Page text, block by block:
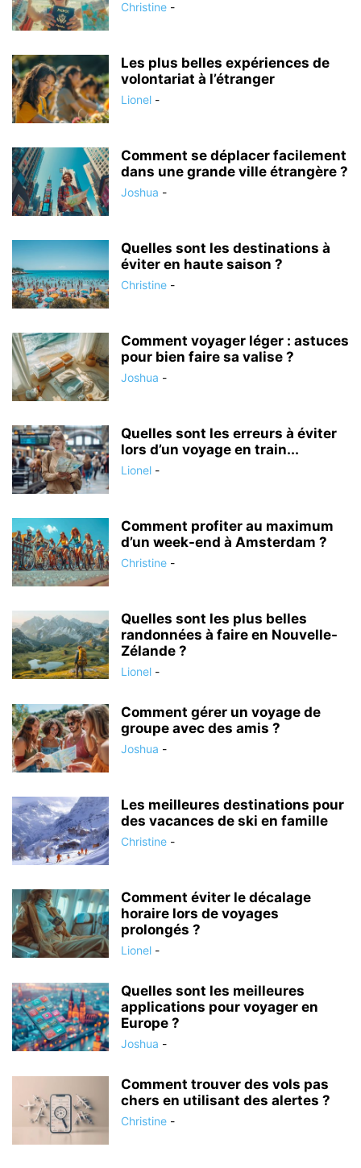
Christine -
Les plus belles expériences de
volontariat à l’étranger
Lionel -
Comment se déplacer facilement
dans une grande ville étrangère ?
Joshua -
Quelles sont les destinations à
éviter en haute saison ?
Christine -
Comment voyager léger : astuces
pour bien faire sa valise ?
Joshua -
Quelles sont les erreurs à éviter
lors d’un voyage en train...
Lionel -
Comment profiter au maximum
d’un week-end à Amsterdam ?
Christine -
Quelles sont les plus belles
randonnées à faire en Nouvelle-
Zélande ?
Lionel -
Comment gérer un voyage de
groupe avec des amis ?
Joshua -
Les meilleures destinations pour
des vacances de ski en famille
Christine -
Comment éviter le décalage
horaire lors de voyages
prolongés ?
Lionel -
Quelles sont les meilleures
applications pour voyager en
Europe ?
Joshua -
Comment trouver des vols pas
chers en utilisant des alertes ?
Christine -